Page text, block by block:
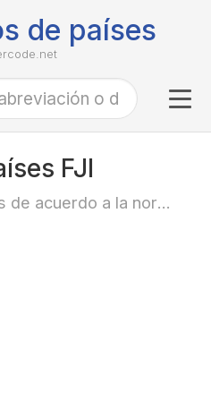
de países
FJI
Abreviaciones de país de acuerdo a la norma ISO-3166 alfa-3